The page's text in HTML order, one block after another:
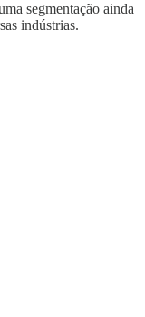
segmentação ainda
indústrias.